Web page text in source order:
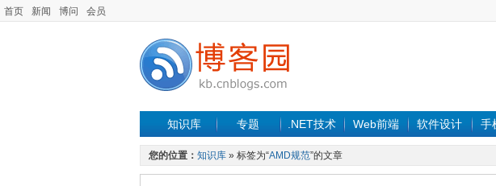
首页 新闻 博问 会员
知识库 专题 .NET技术 Web前端 软件设计 手
您的位置： 知识库 » 标签为“AMD规范”的文章